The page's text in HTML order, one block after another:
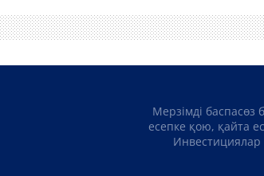
Мерзімді баспасөз
есепке қою, қайта
Инвестициялар